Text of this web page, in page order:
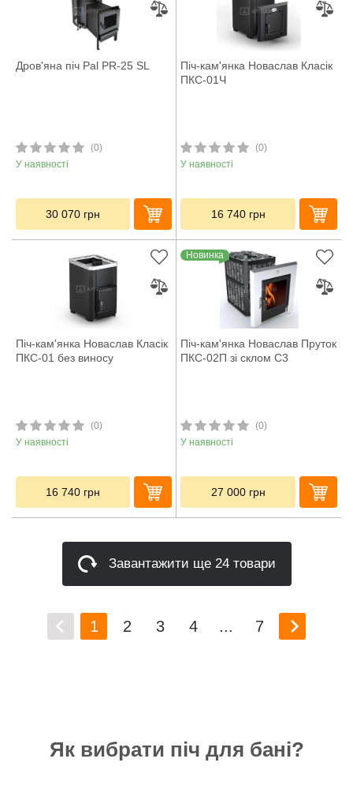
Дров'яна піч Pal PR-25 SL
(0)
У наявності
30 070 грн
Піч-кам'янка Новаслав Класік
ПКС-01Ч
(0)
У наявності
16 740 грн
Піч-кам'янка Новаслав Класік
ПКС-01 без виносу
(0)
У наявності
16 740 грн
Новинка
Піч-кам'янка Новаслав Пруток
ПКС-02П зі склом С3
(0)
У наявності
27 000 грн
Завантажити ще 24 товари
1 2 3 4 ... 7
Як вибрати піч для бані?